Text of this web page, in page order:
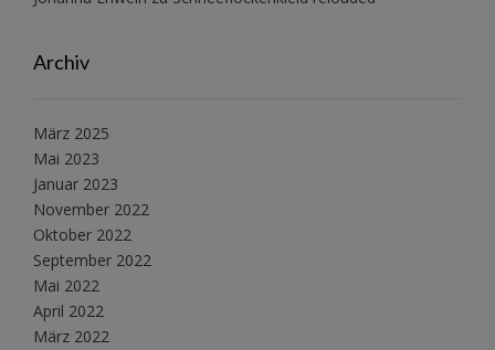
Archiv
März 2025
Mai 2023
Januar 2023
November 2022
Oktober 2022
September 2022
Mai 2022
April 2022
März 2022